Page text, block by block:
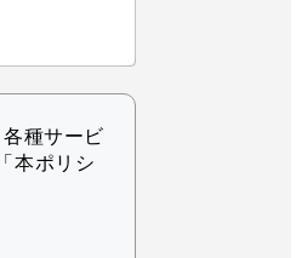
種サービ
本ポリシ